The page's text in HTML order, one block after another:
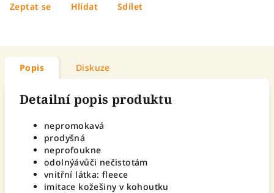
Zeptat se Hlídat Sdílet
Popis Diskuze
Detailní popis produktu
nepromokavá
prodyšná
neprofoukne
odolnýávůči nečistotám
vnitřní látka: fleece
imitace kožešiny v kohoutku